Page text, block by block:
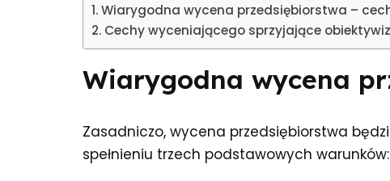
Wiarygodna wycena przedsiębiorstwa –
Cechy wyceniającego sprzyjające
Wiarygodna wycena
Zasadniczo, wycena przedsiębiorstwa
spełnieniu trzech podstawowych warunków: